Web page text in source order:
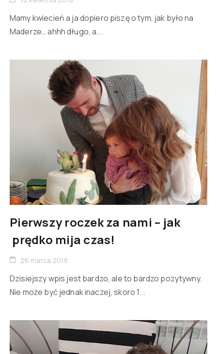
Mamy kwiecień a ja dopiero piszę o tym, jak było na
Maderze… ahhh długo, a...
Pierwszy roczek za nami – jak
prędko mija czas!
26 marca 2018
Dzisiejszy wpis jest bardzo, ale to bardzo pozytywny.
Nie może być jednak inaczej, skoro 1...